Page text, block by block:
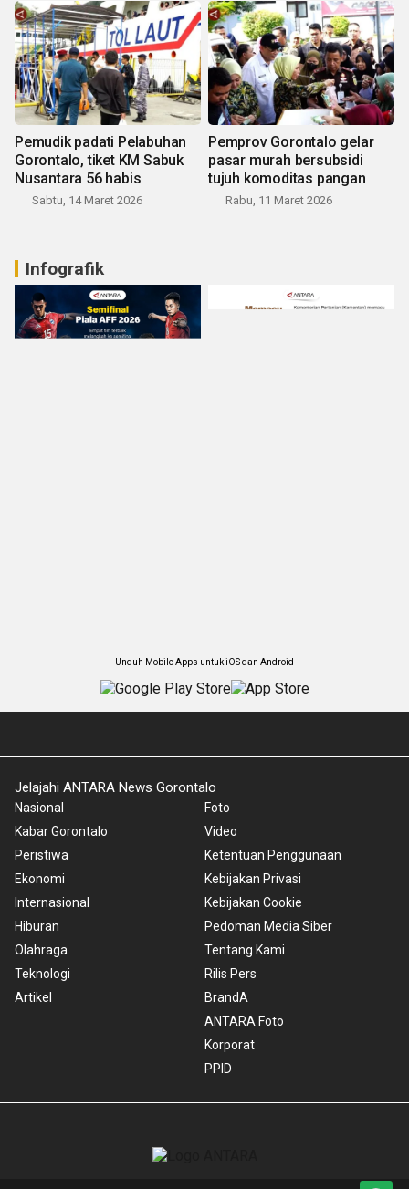
Pemudik padati Pelabuhan
Gorontalo, tiket KM Sabuk
Nusantara 56 habis
Sabtu, 14 Maret 2026
Pemprov Gorontalo gelar
pasar murah bersubsidi
tujuh komoditas pangan
Rabu, 11 Maret 2026
Infografik
Unduh Mobile Apps untuk iOS dan Android
Jelajahi ANTARA News Gorontalo
Nasional
Kabar Gorontalo
Peristiwa
Ekonomi
Internasional
Hiburan
Olahraga
Teknologi
Artikel
Foto
Video
Ketentuan Penggunaan
Kebijakan Privasi
Kebijakan Cookie
Pedoman Media Siber
Tentang Kami
Rilis Pers
BrandA
ANTARA Foto
Korporat
PPID